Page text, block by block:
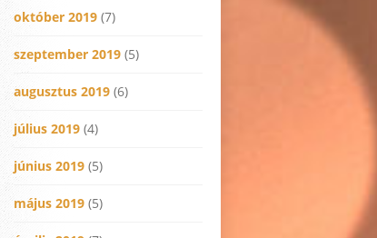
október 2019 (7)
szeptember 2019 (5)
augusztus 2019 (6)
július 2019 (4)
június 2019 (5)
május 2019 (5)